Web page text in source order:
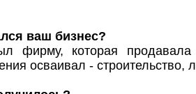
ваш бизнес?
фирму, которая продавала
осваивал - строительство,